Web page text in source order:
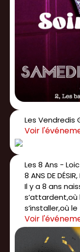
Les Vendredis
Les 8 Ans -
8 ANS DE DÉSIR,
Il y a 8 ans
s’installer,où le